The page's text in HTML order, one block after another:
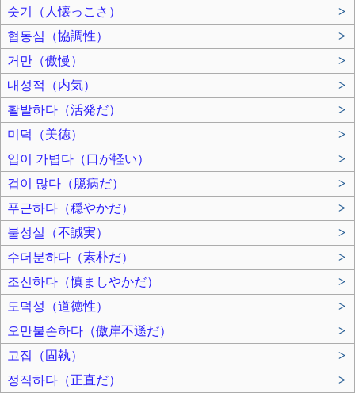
숫기（人懐っこさ）
>
협동심（協調性）
>
거만（傲慢）
>
내성적（内気）
>
활발하다（活発だ）
>
미덕（美徳）
>
입이 가볍다（口が軽い）
>
겁이 많다（臆病だ）
>
푸근하다（穏やかだ）
>
불성실（不誠実）
>
수더분하다（素朴だ）
>
조신하다（慎ましやかだ）
>
도덕성（道徳性）
>
오만불손하다（傲岸不遜だ）
>
고집（固執）
>
정직하다（正直だ）
>